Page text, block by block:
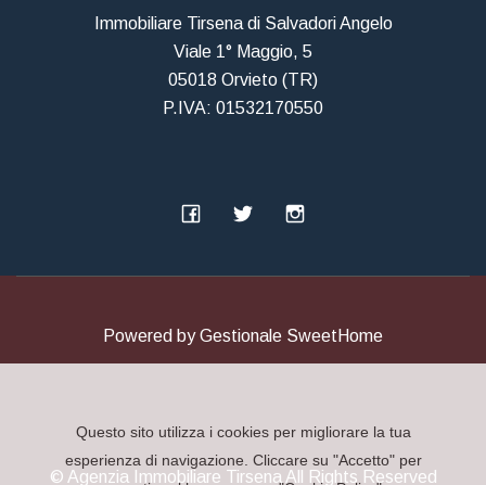
Immobiliare Tirsena di Salvadori Angelo
Viale 1° Maggio, 5
05018 Orvieto (TR)
P.IVA: 01532170550
Powered byGestionale SweetHome
© Agenzia Immobiliare Tirsena All Rights Reserved
Questo sito utilizza i cookies per migliorare la tua
esperienza di navigazione. Cliccare su "Accetto" per